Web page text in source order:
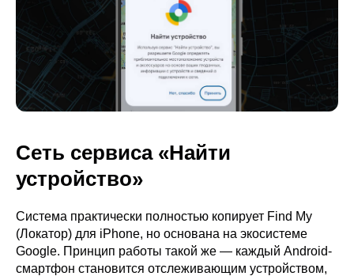
Сеть сервиса «Найти
устройство»
Система практически полностью копирует Find My
(Локатор) для iPhone, но основана на экосистеме
Google. Принцип работы такой же — каждый Android-
смартфон становится отслеживающим устройством,